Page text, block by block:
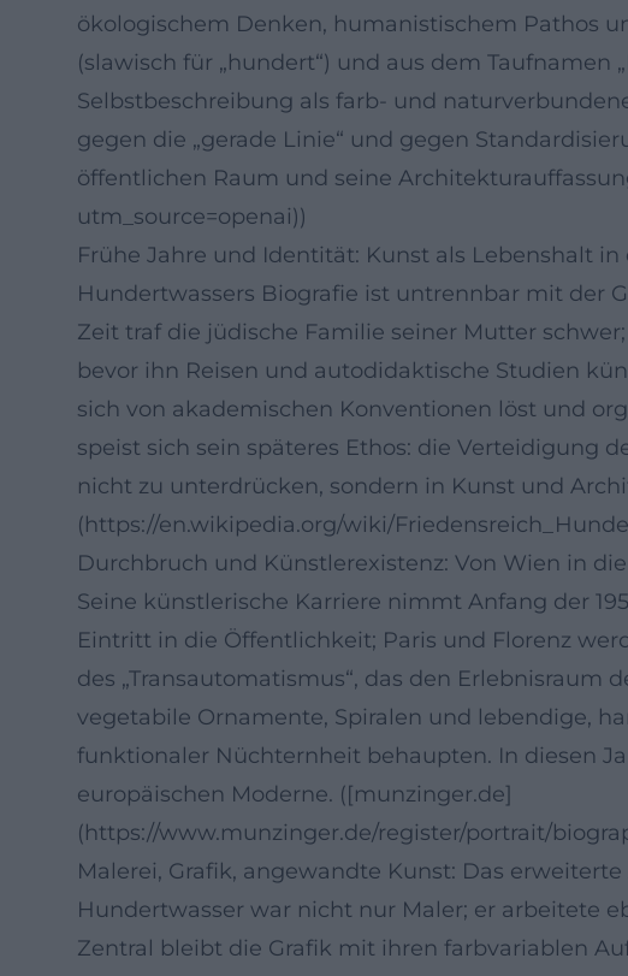
ökologischem Denken, humanistischem Pathos
(slawisch für „hundert“) und aus dem Taufnamen
Selbstbeschreibung als farb- und
gegen die „gerade Linie“ und gegen
öffentlichen Raum und seine
utm_source=openai))
Frühe Jahre und Identität: Kunst als Lebenshalt
Hundertwassers Biografie ist untrennbar mit der
Zeit traf die jüdische Familie seiner Mutter
bevor ihn Reisen und autodidaktische Studien
sich von akademischen Konventionen löst und
speist sich sein späteres Ethos: die Verteidigung
nicht zu unterdrücken, sondern in Kunst und
(https://en.wikipedia.org/wiki/
Durchbruch und Künstlerexistenz: Von Wien in
Seine künstlerische Karriere nimmt Anfang der
Eintritt in die Öffentlichkeit; Paris und Florenz
des „Transautomatismus“, das den
vegetabile Ornamente, Spiralen und lebendige,
funktionaler Nüchternheit behaupten. In diesen
europäischen Moderne. ([munzinger.de]
(https://www.munzinger.de/register/portrait/
Malerei, Grafik, angewandte Kunst: Das
Hundertwasser war nicht nur Maler; er arbeitete
Zentral bleibt die Grafik mit ihren farbvariablen